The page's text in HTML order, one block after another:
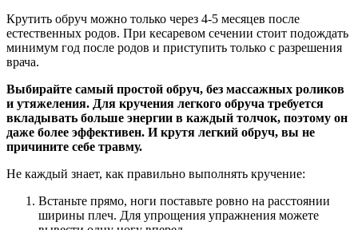
Крутить обруч можно только через 4-5 месяцев после
естественных родов. При кесаревом сечении стоит подождать
минимум год после родов и приступить только с разрешения
врача.
Выбирайте самый простой обруч, без массажных роликов
и утяжеления. Для кручения легкого обруча требуется
вкладывать больше энергии в каждый толчок, поэтому он
даже более эффективен. И крутя легкий обруч, вы не
причините себе травму.
Не каждый знает, как правильно выполнять кручение:
Встаньте прямо, ноги поставьте ровно на расстоянии
ширины плеч. Для упрощения упражнения можете